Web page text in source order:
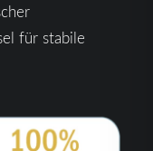
für stabile